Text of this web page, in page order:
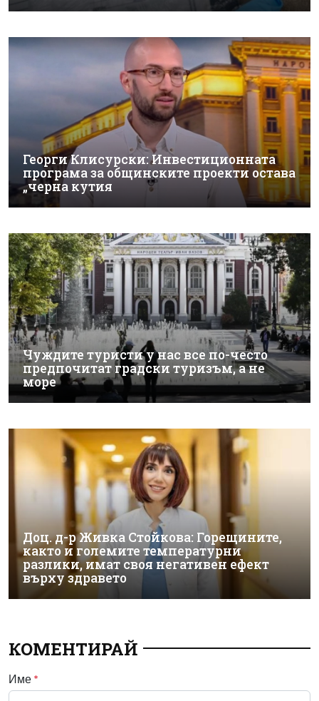
Георги Клисурски: Инвестиционната
програма за общинските проекти остава
„черна кутия
Чуждите туристи у нас все по-често
предпочитат градски туризъм, а не
море
Доц. д-р Живка Стойкова: Горещините,
както и големите температурни
разлики, имат своя негативен ефект
върху здравето
КОМЕНТИРАЙ
Име *